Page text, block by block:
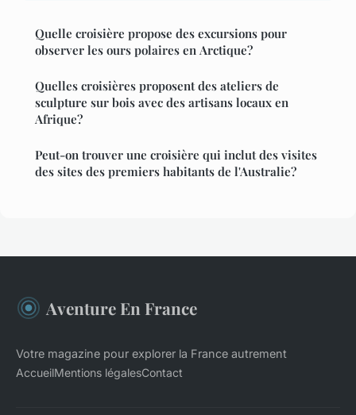
Quelle croisière propose des excursions pour
observer les ours polaires en Arctique?
Quelles croisières proposent des ateliers de
sculpture sur bois avec des artisans locaux en
Afrique?
Peut-on trouver une croisière qui inclut des visites
des sites des premiers habitants de l'Australie?
Aventure En France
Votre magazine pour explorer la France autrement
AccueilMentions légalesContact